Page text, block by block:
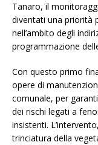
Tanaro, il
diventati una priorità
nell’ambito degli
programmazione
Con questo primo
opere di
comunale, per
dei rischi legati a
insistenti.
trinciatura della